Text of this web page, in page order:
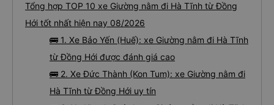
Tổng hợp TOP 10 xe Giường nằm đi Hà Tĩnh từ Đồng
Hới tốt nhất hiện nay 08/2026
🚌 1. Xe Bảo Yến (Huế): xe Giường nằm đi Hà Tĩnh
từ Đồng Hới được đánh giá cao
🚌 2. Xe Đức Thành (Kon Tum): xe Giường nằm đi
Hà Tĩnh từ Đồng Hới uy tín